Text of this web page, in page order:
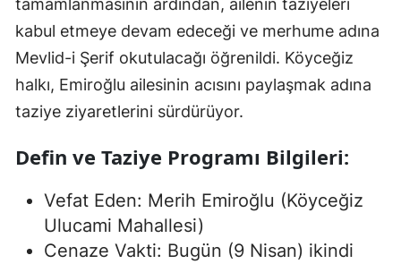
tamamlanmasının ardından, ailenin taziyeleri
kabul etmeye devam edeceği ve merhume adına
Mevlid-i Şerif okutulacağı öğrenildi. Köyceğiz
halkı, Emiroğlu ailesinin acısını paylaşmak adına
taziye ziyaretlerini sürdürüyor.
Defin ve Taziye Programı Bilgileri:
Vefat Eden: Merih Emiroğlu (Köyceğiz
Ulucami Mahallesi)
Cenaze Vakti: Bugün (9 Nisan) ikindi